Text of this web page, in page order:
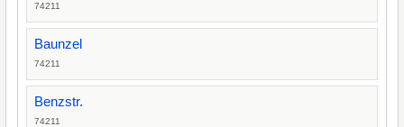
74211
Baunzel
74211
Benzstr.
74211